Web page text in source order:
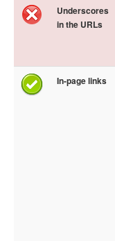
Underscores
in the URLs
In-page links